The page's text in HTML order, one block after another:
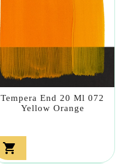
Tempera End 20 Ml 072
Yellow Orange
